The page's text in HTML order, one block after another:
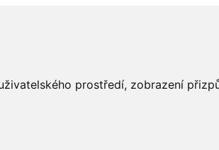
prostředí, zobrazení